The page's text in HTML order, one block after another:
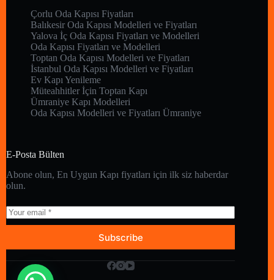
Çorlu Oda Kapısı Fiyatları
Balıkesir Oda Kapısı Modelleri ve Fiyatları
Yalova İç Oda Kapısı Fiyatları ve Modelleri
Oda Kapısı Fiyatları ve Modelleri
Toptan Oda Kapısı Modelleri ve Fiyatları
İstanbul Oda Kapısı Modelleri ve Fiyatları
Ev Kapı Yenileme
Müteahhitler İçin Toptan Kapı
Ümraniye Kapı Modelleri
Oda Kapısı Modelleri ve Fiyatları Ümraniye
E-Posta Bülten
Abone olun, En Uygun Kapı fiyatları için ilk siz haberdar
olun.
Subscribe